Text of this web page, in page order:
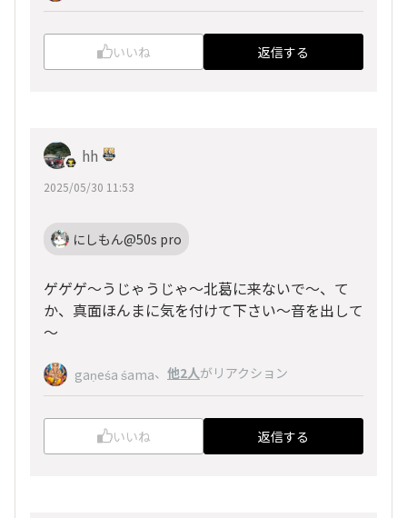
いいね 返信する
hh
2025/05/30 11:53
にしもん@50s pro
ゲゲゲ～うじゃうじゃ～北葛に来ないで～、て
か、真面ほんまに気を付けて下さい～音を出して
～
gaṇeśa śama、 他2人がリアクション
いいね 返信する